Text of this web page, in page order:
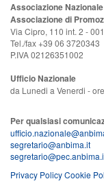
Associazione
Associazione di
Via Cipro, 110 int. 2 -
Tel./fax +39 06 3720343
P.IVA 02126351002
Ufficio Nazionale
da Lunedi a Venerdi -
Per qualsiasi
segretario@anbima.it
Privacy PolicyCookie